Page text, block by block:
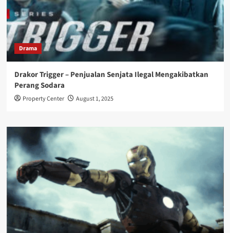
Drama
Drakor Trigger – Penjualan Senjata Ilegal Mengakibatkan
Perang Sodara
Property Center August 1, 2025